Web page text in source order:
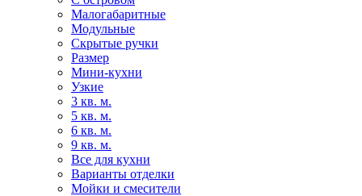
Малогабаритные
Модульные
Скрытые ручки
Размер
Мини-кухни
Узкие
3 кв. м.
5 кв. м.
6 кв. м.
9 кв. м.
Все для кухни
Варианты отделки
Мойки и смесители